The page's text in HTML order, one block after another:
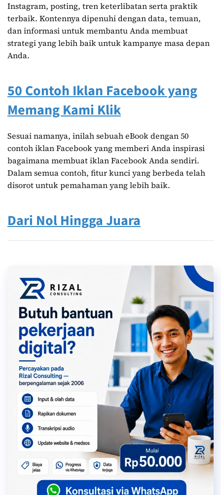
Instagram, posting, tren keterlibatan serta praktik
terbaik. Kontennya dipenuhi dengan data, temuan,
dan informasi untuk membantu Anda membuat
strategi yang lebih baik untuk kampanye masa depan
Anda.
50 Contoh Iklan Facebook yang
Memang Kami Klik
Sesuai namanya, inilah sebuah eBook dengan 50
contoh iklan Facebook yang memberi Anda inspirasi
bagaimana membuat iklan Facebook Anda sendiri.
Dalam semua contoh, fitur kunci yang berbeda telah
disorot untuk pemahaman yang lebih baik.
Dari Nol Hingga Juara